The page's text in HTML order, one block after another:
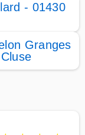
- 01430
Granges